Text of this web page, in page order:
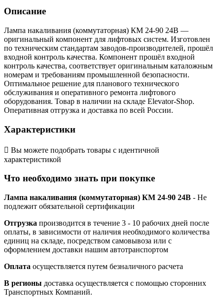
Описание
Лампа накаливания (коммутаторная) КМ 24-90 24В —
оригинальный компонент для лифтовых систем. Изготовлен
по техническим стандартам заводов-производителей, прошёл
входной контроль качества. Компонент прошёл входной
контроль качества, соответствует оригинальным каталожным
номерам и требованиям промышленной безопасности.
Оптимальное решение для планового технического
обслуживания и оперативного ремонта лифтового
оборудования. Товар в наличии на складе Elevator-Shop.
Оперативная отгрузка и доставка по всей России.
Характеристики
 Вы можете подобрать товары с идентичной
характеристикой
Что необходимо знать при покупке
Лампа накаливания (коммутаторная) КМ 24-90 24В - Не
подлежит обязательной сертификации
Отгрузка производится в течение 3 - 10 рабочих дней после
оплаты, в зависимости от наличия необходимого количества
единиц на складе, посредством самовывоза или с
оформлением доставки нашим автотранспортом
Оплата осуществляется путем безналичного расчета
В регионы доставка осуществляется с помощью сторонних
Транспортных Компаний.